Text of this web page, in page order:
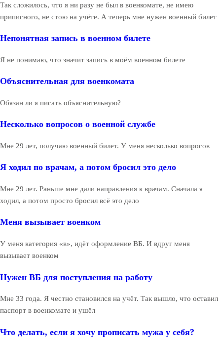
Так сложилось, что я ни разу не был в военкомате, не имею
приписного, не стою на учёте. А теперь мне нужен военный билет
Непонятная запись в военном билете
Я не понимаю, что значит запись в моём военном билете
Объяснительная для военкомата
Обязан ли я писать объяснительную?
Несколько вопросов о военной службе
Мне 29 лет, получаю военный билет. У меня несколько вопросов
Я ходил по врачам, а потом бросил это дело
Мне 29 лет. Раньше мне дали направления к врачам. Сначала я
ходил, а потом просто бросил всё это дело
Меня вызывает военком
У меня категория «в», идёт оформление ВБ. И вдруг меня
вызывает военком
Нужен ВБ для поступления на работу
Мне 33 года. Я честно становился на учёт. Так вышло, что оставил
паспорт в военкомате и ушёл
Что делать, если я хочу прописать мужа у себя?